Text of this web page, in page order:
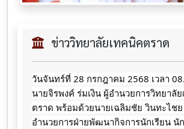
ข่าววิทยาลัยเทคนิคตราด
วันจันทร์ที่​ 28​ กรกฎาคม​ 2568​ เวลา​
นายจิ​รพ​งค์​ ร่มเง​ิน​ ผู้​อำนวยการ​วิทยาลั
ตราด​ พร้อมด้วยนายเฉลิมชัย วินทะไชย
อำนวยการฝ่ายพัฒนากิจการนักเรียน นั